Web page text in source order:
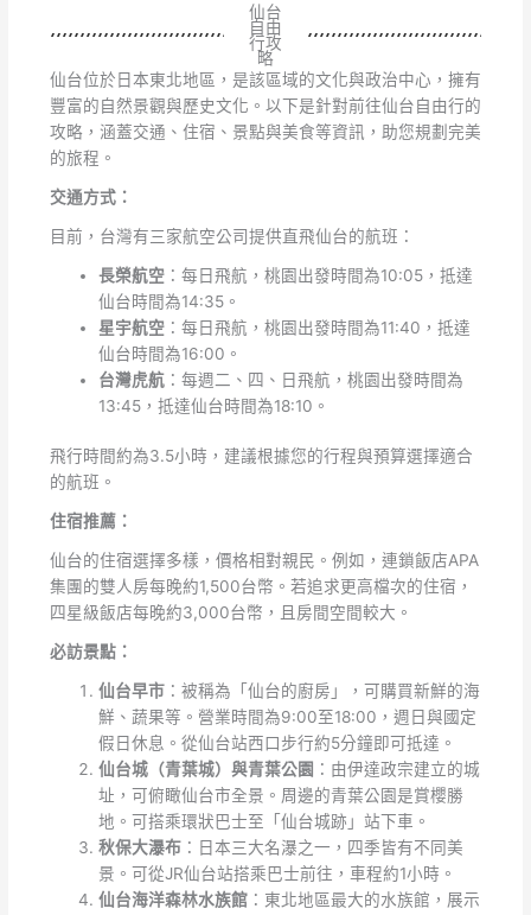
仙台
自由
行攻
略
仙台位於日本東北地區，是該區域的文化與政治中心，擁有
豐富的自然景觀與歷史文化。以下是針對前往仙台自由行的
攻略，涵蓋交通、住宿、景點與美食等資訊，助您規劃完美
的旅程。
交通方式：
目前，台灣有三家航空公司提供直飛仙台的航班：
長榮航空：每日飛航，桃園出發時間為10:05，抵達
仙台時間為14:35。
星宇航空：每日飛航，桃園出發時間為11:40，抵達
仙台時間為16:00。
台灣虎航：每週二、四、日飛航，桃園出發時間為
13:45，抵達仙台時間為18:10。
飛行時間約為3.5小時，建議根據您的行程與預算選擇適合
的航班。
住宿推薦：
仙台的住宿選擇多樣，價格相對親民。例如，連鎖飯店APA
集團的雙人房每晚約1,500台幣。若追求更高檔次的住宿，
四星級飯店每晚約3,000台幣，且房間空間較大。
必訪景點：
仙台早市：被稱為「仙台的廚房」，可購買新鮮的海
鮮、蔬果等。營業時間為9:00至18:00，週日與國定
假日休息。從仙台站西口步行約5分鐘即可抵達。
仙台城（青葉城）與青葉公園 ：由伊達政宗建立的城
址，可俯瞰仙台市全景。周邊的青葉公園是賞櫻勝
地。可搭乘環狀巴士至「仙台城跡」站下車。
秋保大瀑布：日本三大名瀑之一，四季皆有不同美
景。可從JR仙台站搭乘巴士前往，車程約1小時。
仙台海洋森林水族館：東北地區最大的水族館，展示